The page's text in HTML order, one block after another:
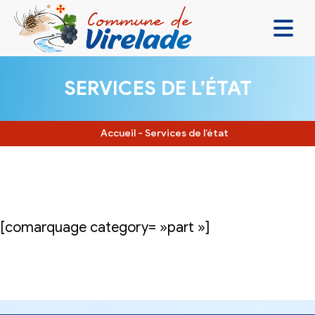
VIVRE ENSEMBLE
SE DIVERTIR
SERVICES DE L’ÉTAT
Accueil - Services de l’état
[comarquage category= »part »]